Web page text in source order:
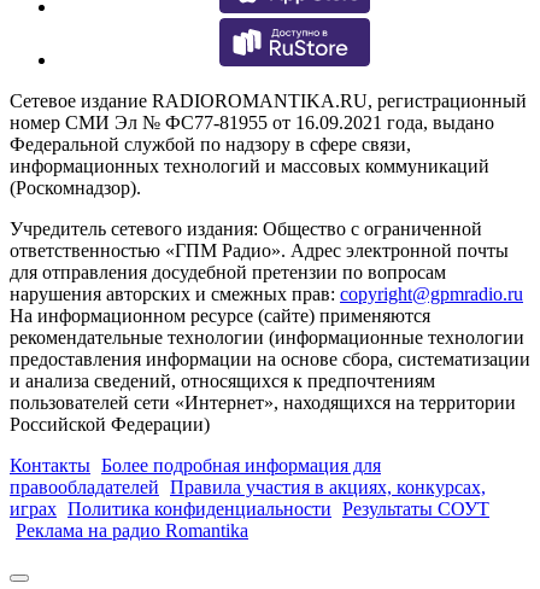
Сетевое издание RADIOROMANTIKA.RU, регистрационный
номер СМИ Эл № ФС77-81955 от 16.09.2021 года, выдано
Федеральной службой по надзору в сфере связи,
информационных технологий и массовых коммуникаций
(Роскомнадзор).
Учредитель сетевого издания: Общество с ограниченной
ответственностью «ГПМ Радио». Адрес электронной почты
для отправления досудебной претензии по вопросам
нарушения авторских и смежных прав: copyright@gpmradio.ru
На информационном ресурсе (сайте) применяются
рекомендательные технологии (информационные технологии
предоставления информации на основе сбора, систематизации
и анализа сведений, относящихся к предпочтениям
пользователей сети «Интернет», находящихся на территории
Российской Федерации)
Контакты Более подробная информация для
правообладателей Правила участия в акциях, конкурсах,
играх Политика конфиденциальности Результаты СОУТ
Реклама на радио Romantika